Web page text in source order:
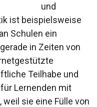
und
ist beispielsweise
Schulen ein
in Zeiten von
Teilhabe und
Lernenden mit
sie eine Fülle von